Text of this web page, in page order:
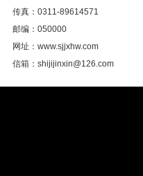
传真：0311-89614571
邮编：050000
网址：www.sjjxhw.com
信箱：shijijinxin@126.com